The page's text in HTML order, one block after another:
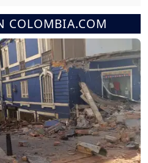
COLOMBIA.COM